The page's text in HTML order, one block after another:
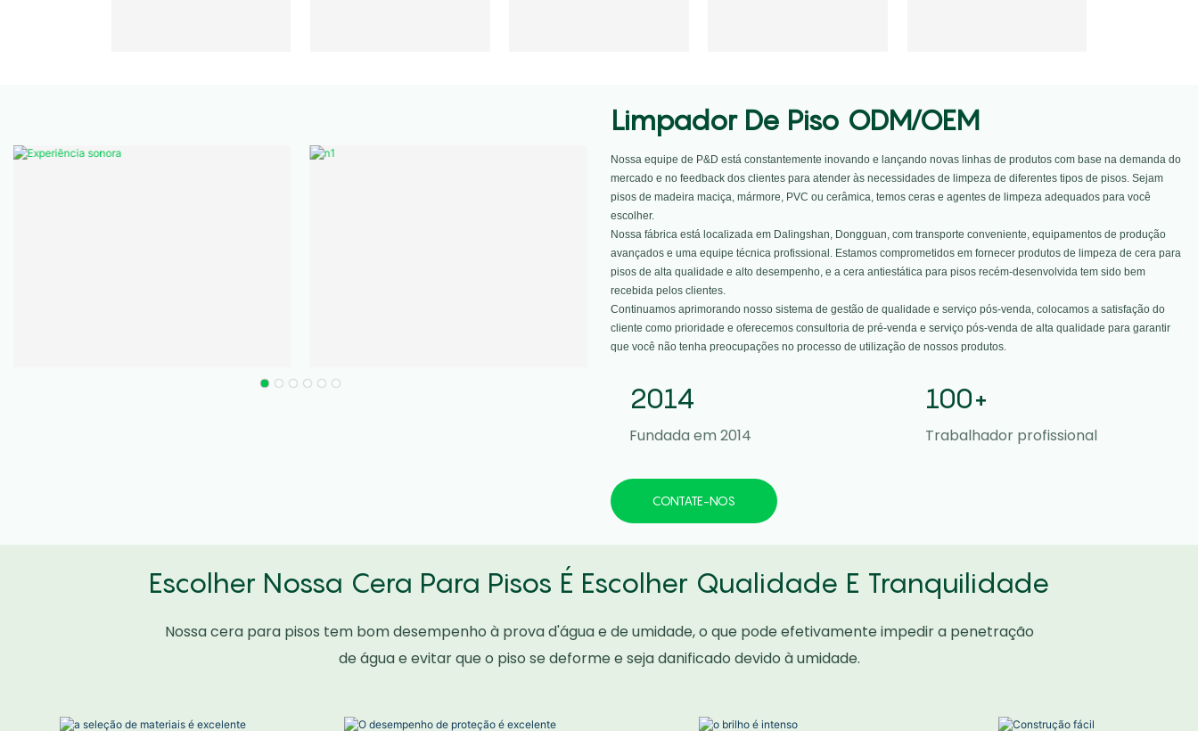
Limpador De Piso ODM/OEM
Nossa equipe de P&D está constantemente inovando e lançando novas linhas de produtos com base na demanda do
mercado e no feedback dos clientes para atender às necessidades de limpeza de diferentes tipos de pisos. Sejam
pisos de madeira maciça, mármore, PVC ou cerâmica, temos ceras e agentes de limpeza adequados para você
escolher.
Nossa fábrica está localizada em Dalingshan, Dongguan, com transporte conveniente, equipamentos de produção
avançados e uma equipe técnica profissional. Estamos comprometidos em fornecer produtos de limpeza de cera para
pisos de alta qualidade e alto desempenho, e a cera antiestática para pisos recém-desenvolvida tem sido bem
recebida pelos clientes.
Continuamos aprimorando nosso sistema de gestão de qualidade e serviço pós-venda, colocamos a satisfação do
cliente como prioridade e oferecemos consultoria de pré-venda e serviço pós-venda de alta qualidade para garantir
que você não tenha preocupações no processo de utilização de nossos produtos.
2014
Fundada em 2014
100+
Trabalhador profissional
CONTATE-NOS
Escolher Nossa Cera Para Pisos É Escolher Qualidade E Tranquilidade
Nossa cera para pisos tem bom desempenho à prova d'água e de umidade, o que pode efetivamente impedir a penetração
de água e evitar que o piso se deforme e seja danificado devido à umidade.